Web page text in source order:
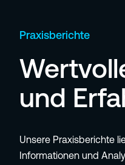
Praxisberichte
und
Unsere Praxisberichte
Informationen und